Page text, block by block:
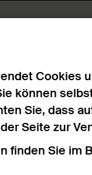
Cookies
können
Sie, dass
Seite zur
finden Sie im